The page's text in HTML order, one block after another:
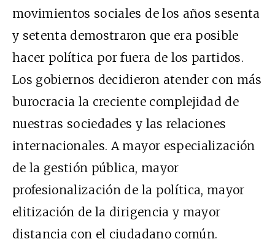
movimientos sociales de los años sesenta
y setenta demostraron que era posible
hacer política por fuera de los partidos.
Los gobiernos decidieron atender con más
burocracia la creciente complejidad de
nuestras sociedades y las relaciones
internacionales. A mayor especialización
de la gestión pública, mayor
profesionalización de la política, mayor
elitización de la dirigencia y mayor
distancia con el ciudadano común.